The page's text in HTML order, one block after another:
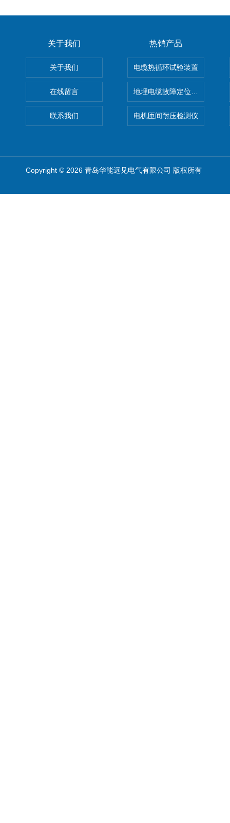
关于我们
关于我们
在线留言
联系我们
热销产品
电缆热循环试验装置
地埋电缆故障定位仪 地下电
电机匝间耐压检测仪
Copyright © 2026 青岛华能远见电气有限公司 版权所有